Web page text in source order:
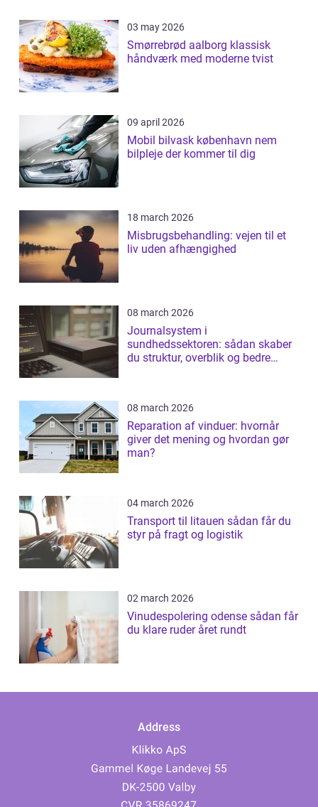
03 may 2026
Smørrebrød aalborg klassisk
håndværk med moderne tvist
09 april 2026
Mobil bilvask københavn nem
bilpleje der kommer til dig
18 march 2026
Misbrugsbehandling: vejen til et
liv uden afhængighed
08 march 2026
Journalsystem i
sundhedssektoren: sådan skaber
du struktur, overblik og bedre
08 march 2026
Reparation af vinduer: hvornår
giver det mening og hvordan gør
man?
04 march 2026
Transport til litauen sådan får du
styr på fragt og logistik
02 march 2026
Vinudespolering odense sådan får
du klare ruder året rundt
Address